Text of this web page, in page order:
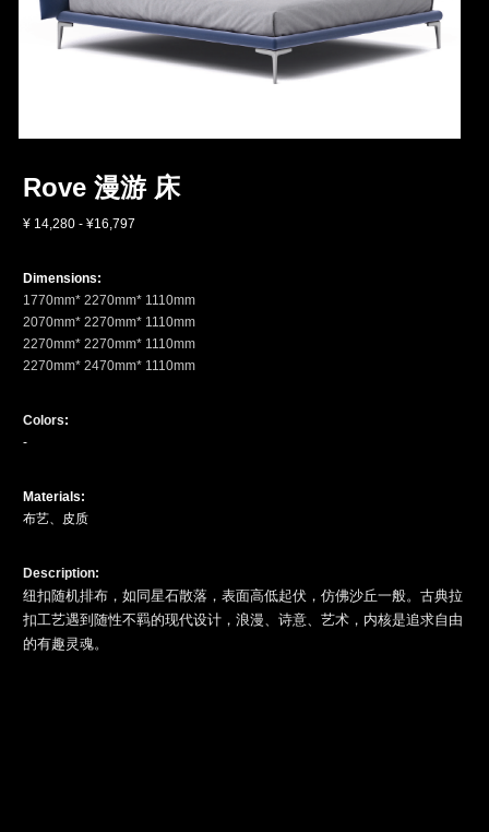
CONTACT
Rove 漫游 床
¥ 14,280 - ¥16,797
Dimensions:
1770mm* 2270mm* 1110mm
2070mm* 2270mm* 1110mm
2270mm* 2270mm* 1110mm
2270mm* 2470mm* 1110mm
Colors:
-
Materials:
布艺、皮质
Description:
纽扣随机排布，如同星石散落，表面高低起伏，仿佛沙丘一般。古典拉
扣工艺遇到随性不羁的现代设计，浪漫、诗意、艺术，内核是追求自由
的有趣灵魂。